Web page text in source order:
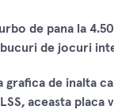
de pana la
de jocuri
grafica de
aceasta